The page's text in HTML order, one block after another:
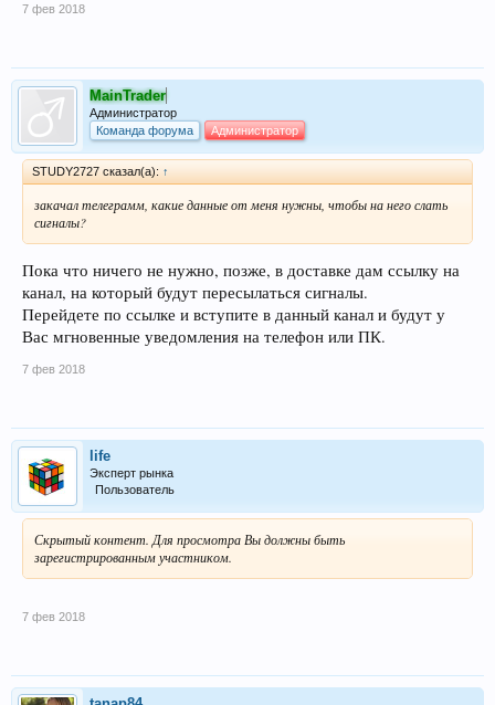
7 фев 2018
MainTrader
Администратор
Команда форума
Администратор
STUDY2727 сказал(а): ↑
закачал телеграмм, какие данные от меня нужны, чтобы на него слать
сигналы?
Пока что ничего не нужно, позже, в доставке дам ссылку на
канал, на который будут пересылаться сигналы.
Перейдете по ссылке и вступите в данный канал и будут у
Вас мгновенные уведомления на телефон или ПК.
7 фев 2018
life
Эксперт рынка
Пользователь
Скрытый контент. Для просмотра Вы должны быть
зарегистрированным участником.
7 фев 2018